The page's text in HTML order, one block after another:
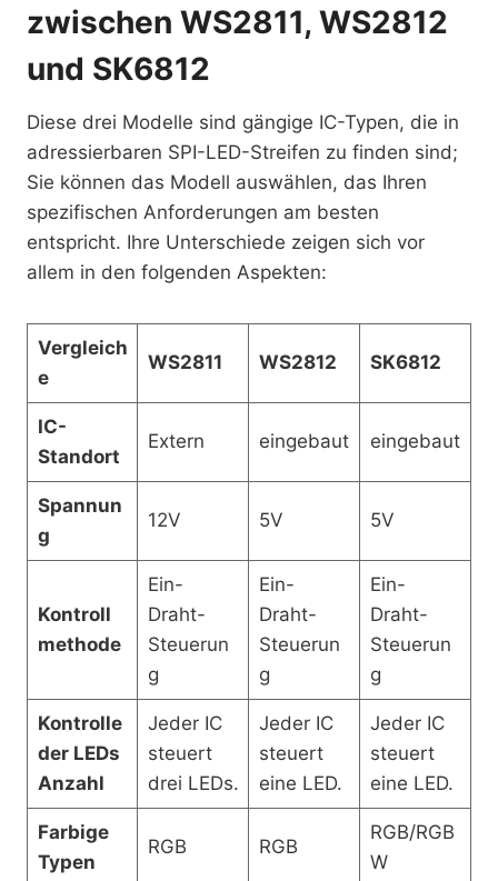
zwischen WS2811, WS2812
und SK6812
Diese drei Modelle sind gängige IC-Typen, die in
adressierbaren SPI-LED-Streifen zu finden sind;
Sie können das Modell auswählen, das Ihren
spezifischen Anforderungen am besten
entspricht. Ihre Unterschiede zeigen sich vor
allem in den folgenden Aspekten:
Vergleich
e
WS2811 WS2812 SK6812
IC-
Standort
Extern eingebaut eingebaut
Spannun
g
12V 5V 5V
Kontroll
methode
Ein-
Draht-
Steuerun
g
Ein-
Draht-
Steuerun
g
Ein-
Draht-
Steuerun
g
Kontrolle
der LEDs
Anzahl
Jeder IC
steuert
drei LEDs.
Jeder IC
steuert
eine LED.
Jeder IC
steuert
eine LED.
Farbige
Typen
RGB RGB
RGB/RGB
W